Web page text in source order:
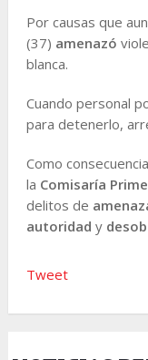
Por causas que
(37) amenazó
blanca.
Cuando personal
para detenerlo,
Como
la Comisaría
delitos de
autoridad y
Tweet